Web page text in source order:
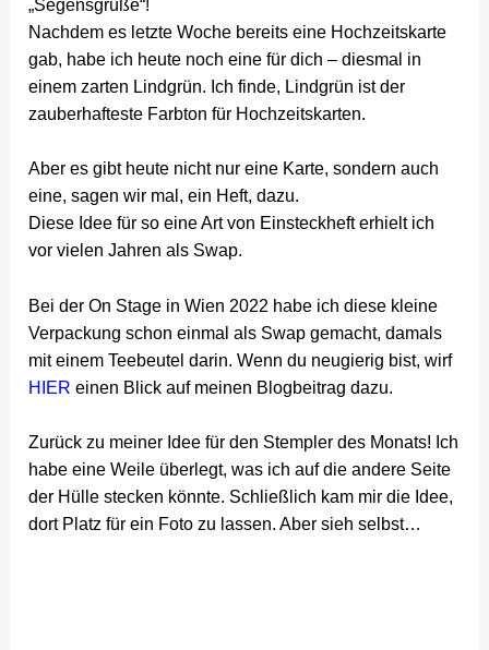
„Segensgrüße“!
Nachdem es letzte Woche bereits eine Hochzeitskarte
gab, habe ich heute noch eine für dich – diesmal in
einem zarten Lindgrün. Ich finde, Lindgrün ist der
zauberhafteste Farbton für Hochzeitskarten.
Aber es gibt heute nicht nur eine Karte, sondern auch
eine, sagen wir mal, ein Heft, dazu.
Diese Idee für so eine Art von Einsteckheft erhielt ich
vor vielen Jahren als Swap.
Bei der On Stage in Wien 2022 habe ich diese kleine
Verpackung schon einmal als Swap gemacht, damals
mit einem Teebeutel darin. Wenn du neugierig bist, wirf
HIER einen Blick auf meinen Blogbeitrag dazu.
Zurück zu meiner Idee für den Stempler des Monats! Ich
habe eine Weile überlegt, was ich auf die andere Seite
der Hülle stecken könnte. Schließlich kam mir die Idee,
dort Platz für ein Foto zu lassen. Aber sieh selbst…